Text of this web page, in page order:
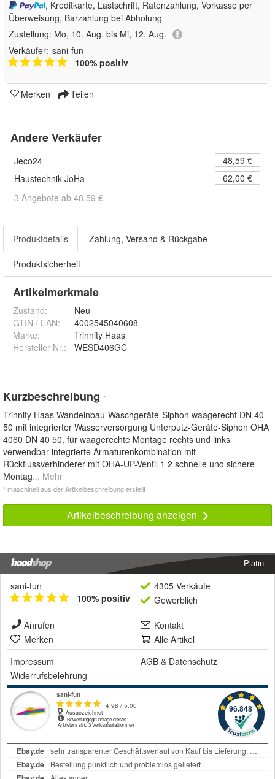
, Kreditkarte, Lastschrift, Ratenzahlung, Vorkasse per
Überweisung, Barzahlung bei Abholung
Zustellung: Mo, 10. Aug. bis Mi, 12. Aug.
Verkäufer: sani-fun
100% positiv
Merken Teilen
Andere Verkäufer
Jeco24
48,59 €
Haustechnik-JoHa
62,00 €
3 Angebote ab 48,59 €
Produktdetails Zahlung, Versand & Rückgabe
Produktsicherheit
Artikelmerkmale
Zustand:
Neu
GTIN / EAN:
4002545040608
Marke:
Trinnity Haas
Hersteller Nr.:
WESD406GC
Kurzbeschreibung *
Trinnity Haas Wandeinbau-Waschgeräte-Siphon waagerecht DN 40
50 mit integrierter Wasserversorgung Unterputz-Geräte-Siphon OHA
4060 DN 40 50, für waagerechte Montage rechts und links
verwendbar integrierte Armaturenkombination mit
Rückflussverhinderer mit OHA-UP-Ventil 1 2 schnelle und sichere
Montag... Mehr
* maschinell aus der Artikelbeschreibung erstellt
Artikelbeschreibung anzeigen
Platin
sani-fun
100% positiv
4305 Verkäufe
Gewerblich
Anrufen
Kontakt
Merken
Alle Artikel
Impressum
AGB & Datenschutz
Widerrufsbelehrung